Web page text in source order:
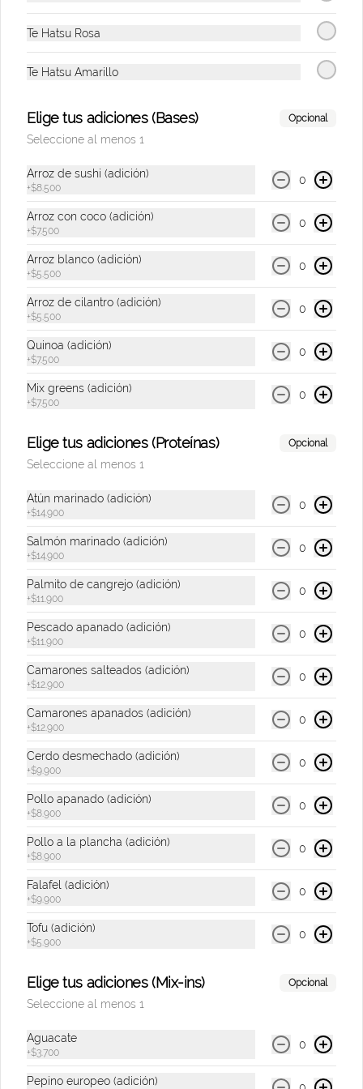
Cervezas
Mr Tea Durazno
300 ml.
Soda Hatsu Frambuesa
Bebida gasificada sabor a frambuesa &
rosas de 300 Ml.
$8.500
Bebida gasificada sabor a sandía &
albahaca de 300 Ml.
Bebida gasificada sabor a uva blanca &
romero de 300 Ml.
Te Hatsu Rosa
Te Hatsu Amarillo
Elige tus adiciones (Bases) Opcional
Seleccione al menos 1
Arroz de sushi (adición)
+$8.500
0
Arroz con coco (adición)
+$7.500
0
Arroz blanco (adición)
+$5.500
0
Arroz de cilantro (adición)
+$5.500
0
Quinoa (adición)
+$7.500
0
Mix greens (adición)
+$7.500
0
Elige tus adiciones (Proteínas) Opcional
Seleccione al menos 1
Atún marinado (adición)
+$14.900
0
Salmón marinado (adición)
+$14.900
0
Palmito de cangrejo (adición)
+$11.900
0
Pescado apanado (adición)
+$11.900
0
Camarones salteados (adición)
+$12.900
0
Camarones apanados (adición)
+$12.900
0
Cerdo desmechado (adición)
+$9.900
0
Pollo apanado (adición)
+$8.900
0
Pollo a la plancha (adición)
+$8.900
0
Falafel (adición)
+$9.900
0
Tofu (adición)
+$5.900
0
Elige tus adiciones (Mix-ins) Opcional
Seleccione al menos 1
Aguacate
+$3.700
0
Pepino europeo (adición)